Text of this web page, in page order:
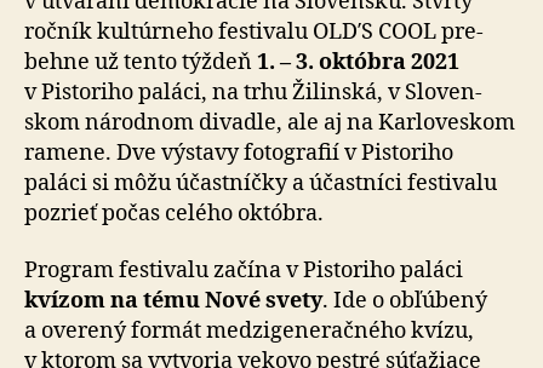
ročník kul­túr­neho festivalu OLD′S COOL pre­
behne už tento týždeň1. – 3. októbra 2021
v Pistoriho paláci, na trhu Žilinská, v Slo­ven­
skom národnom divadle, ale aj na Kar­lo­ves­kom
ramene. Dve výstavy foto­grafií v Pistoriho
paláci si môžu účastníčky a účastníci festivalu
pozrieť počas celého októbra.
Program festivalu začína v Pistoriho paláci
kvízom na tému Nové svety. Ide o obľú­bený
a ove­rený formát medzi­ge­ne­rač­ného kvízu,
v kto­rom sa vytvoria vekovo pestré sú­ťa­žiace